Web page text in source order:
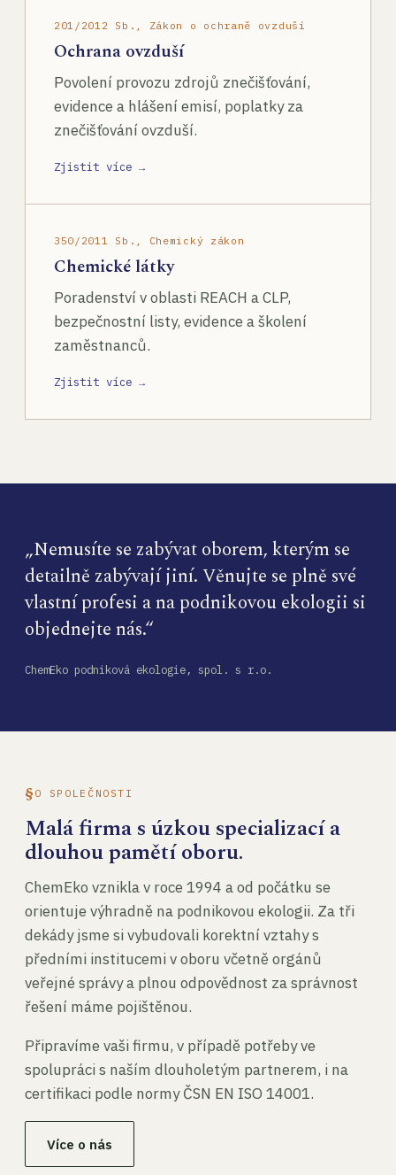
201/2012 Sb., Zákon o ochraně ovzduší
Ochrana ovzduší
Povolení provozu zdrojů znečišťování,
evidence a hlášení emisí, poplatky za
znečišťování ovzduší.
Zjistit více →
350/2011 Sb., Chemický zákon
Chemické látky
Poradenství v oblasti REACH a CLP,
bezpečnostní listy, evidence a školení
zaměstnanců.
Zjistit více →
„Nemusíte se zabývat oborem, kterým se
detailně zabývají jiní. Věnujte se plně své
vlastní profesi a na podnikovou ekologii si
objednejte nás.“
ChemEko podniková ekologie, spol. s r.o.
O SPOLEČNOSTI
Malá firma s úzkou specializací a
dlouhou pamětí oboru.
ChemEko vznikla v roce 1994 a od počátku se
orientuje výhradně na podnikovou ekologii. Za tři
dekády jsme si vybudovali korektní vztahy s
předními institucemi v oboru včetně orgánů
veřejné správy a plnou odpovědnost za správnost
řešení máme pojištěnou.
Připravíme vaši firmu, v případě potřeby ve
spolupráci s naším dlouholetým partnerem, i na
certifikaci podle normy ČSN EN ISO 14001.
Více o nás